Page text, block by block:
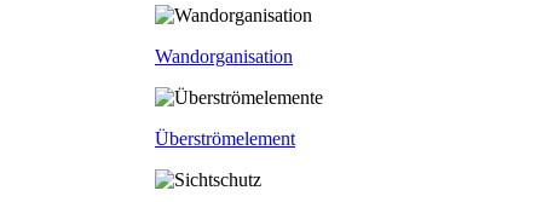
Wandorganisation
Überströmelement